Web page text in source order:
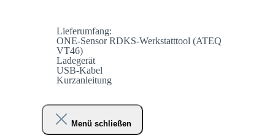
Lieferumfang:
ONE-Sensor RDKS-Werkstatttool (ATEQ
VT46)
Ladegerät
USB-Kabel
Kurzanleitung
Menü schließen